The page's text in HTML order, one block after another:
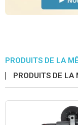
PRODUITS DE LA
PRODUITS DE LA